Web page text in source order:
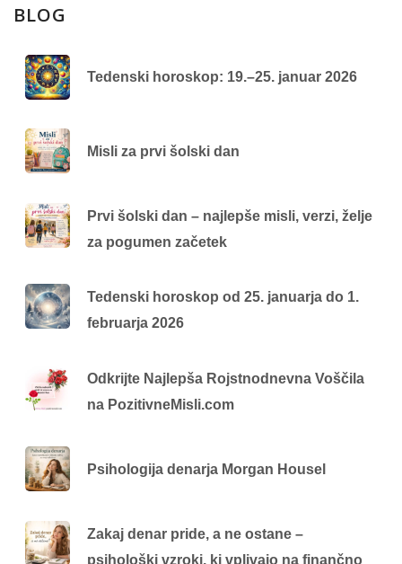
BLOG
Tedenski horoskop: 19.–25. januar 2026
Misli za prvi šolski dan
Prvi šolski dan – najlepše misli, verzi, želje
za pogumen začetek
Tedenski horoskop od 25. januarja do 1.
februarja 2026
Odkrijte Najlepša Rojstnodnevna Voščila
na PozitivneMisli.com
Psihologija denarja Morgan Housel
Zakaj denar pride, a ne ostane –
psihološki vzroki, ki vplivajo na finančno